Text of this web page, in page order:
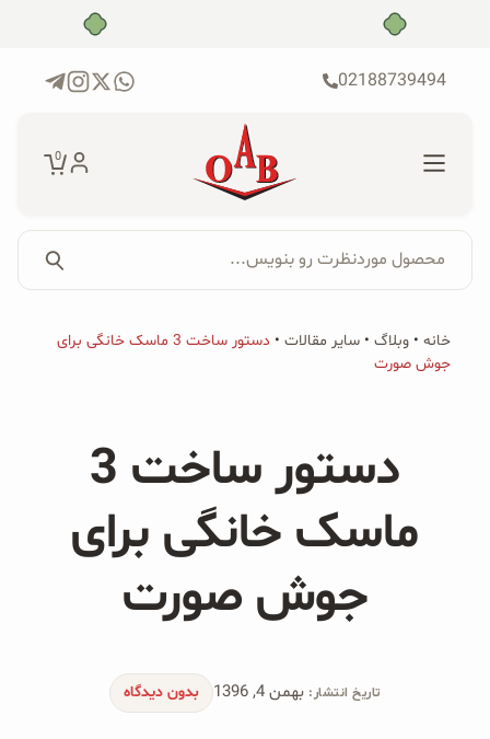
02188739494
0
برای:
جستجو...
پکیج‌ها
محصولات جو دوسر
پودر کیک جو دوسر
شیرین کننده های طبیعی
محصول موردنظرت رو بنویس...
خانه • وبلاگ • سایر مقالات •
دستور ساخت 3 ماسک خانگی برای
جوش صورت
دستور ساخت 3
ماسک خانگی برای
جوش صورت
تاریخ انتشار: بهمن 4, 1396 بدون دیدگاه